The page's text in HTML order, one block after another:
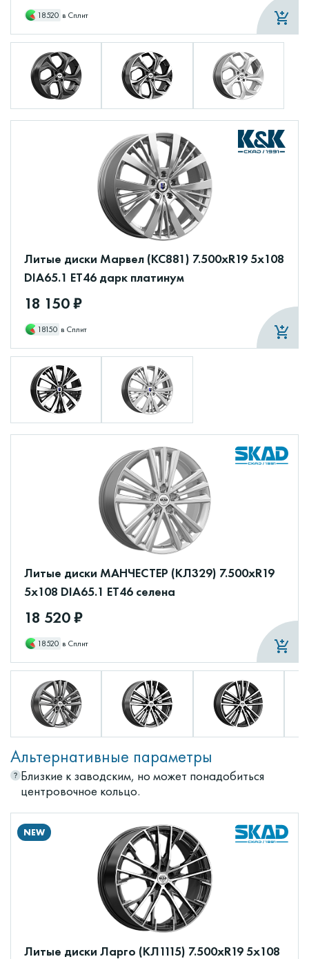
18520 в Сплит
Литые диски Марвел (КС881) 7.500xR19 5x108
DIA65.1 ET46 дарк платинум
18 150 ₽
18150 в Сплит
Литые диски МАНЧЕСТЕР (КЛ329) 7.500xR19
5x108 DIA65.1 ET46 селена
18 520 ₽
18520 в Сплит
Альтернативные параметры
Близкие к заводским, но может понадобиться
центровочное кольцо.
NEW
Литые диски Ларго (КЛ1115) 7.500xR19 5x108